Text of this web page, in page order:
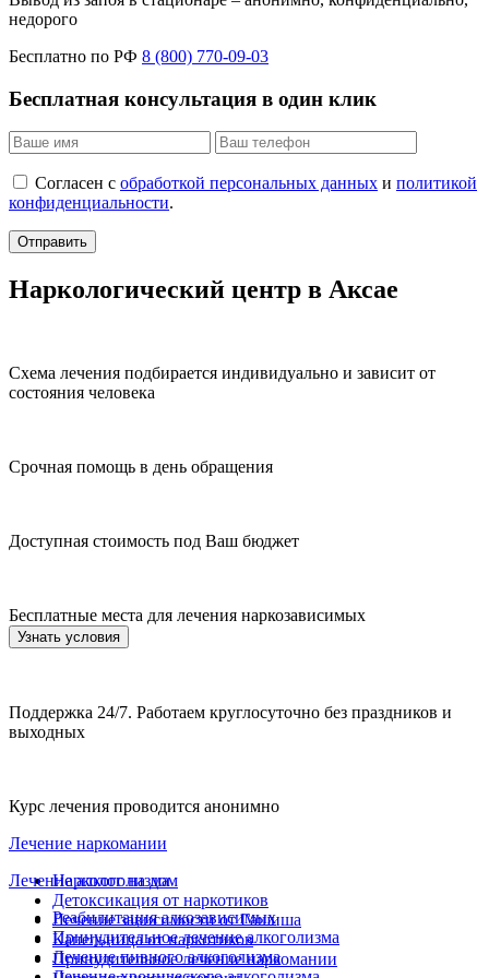
недорого
Бесплатно по РФ 8 (800) 770-09-03
Бесплатная консультация в один клик
Согласен с обработкой персональных данных и политикой
конфиденциальности.
Отправить
Наркологический центр в Аксае
Схема лечения подбирается индивидуально и зависит от
состояния человека
Срочная помощь в день обращения
Доступная стоимость под Ваш бюджет
Бесплатные места для лечения наркозависимых
Узнать условия
Поддержка 24/7. Работаем круглосуточно без праздников и
выходных
Курс лечения проводится анонимно
Лечение наркомании
Нарколог на дом
Детоксикация от наркотиков
Лечение зависимости от Гашиша
Капельница от наркотиков
Принудительное лечение наркомании
Лечение алкоголизма
Реабилитация алкозависимых
Принудительное лечение алкоголизма
Лечение пивного алкоголизма